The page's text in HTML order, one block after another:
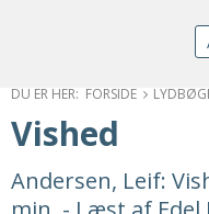
og
gå
til
indhold
forsiden
guide
for
tilgængelighed
1.2:
Bestyrelse
1.3:
Økonomi
1.4:
Årsberetning
Privatlivspolitik
1.6:
Vedtægter
FORSIDE
Vished
Andersen, Leif: